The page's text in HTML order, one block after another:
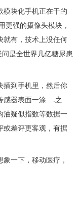
模块化手机正在干的
更强的摄像头模块，
就有，技术上没任何
是全世界几亿糖尿患
插到手机里，然后你
感器表面一涂….之
油疑似指数等数据一
或差评更客观，有据
一下，移动医疗，